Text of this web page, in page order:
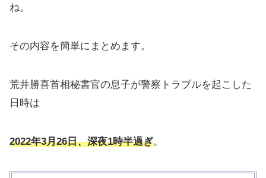
ね。
その内容を簡単にまとめます。
荒井勝喜首相秘書官の息子が警察トラブルを起こした
日時は
2022年3月26日、深夜1時半過ぎ。